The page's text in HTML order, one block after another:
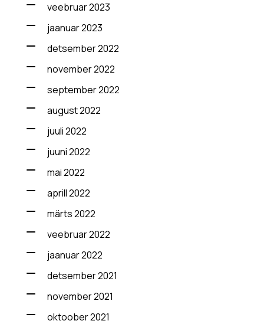
veebruar 2023
jaanuar 2023
detsember 2022
november 2022
september 2022
august 2022
juuli 2022
juuni 2022
mai 2022
aprill 2022
märts 2022
veebruar 2022
jaanuar 2022
detsember 2021
november 2021
oktoober 2021